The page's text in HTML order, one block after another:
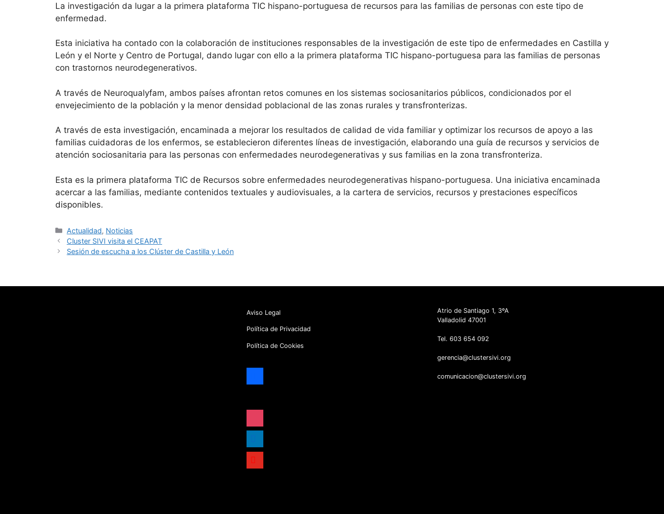
La investigación da lugar a la primera plataforma TIC hispano-portuguesa de recursos para las familias de personas con este tipo de
enfermedad.
Esta iniciativa ha contado con la colaboración de instituciones responsables de la investigación de este tipo de enfermedades en Castilla y
León y el Norte y Centro de Portugal, dando lugar con ello a la primera plataforma TIC hispano-portuguesa para las familias de personas
con trastornos neurodegenerativos.
A través de Neuroqualyfam, ambos países afrontan retos comunes en los sistemas sociosanitarios públicos, condicionados por el
envejecimiento de la población y la menor densidad poblacional de las zonas rurales y transfronterizas.
A través de esta investigación, encaminada a mejorar los resultados de calidad de vida familiar y optimizar los recursos de apoyo a las
familias cuidadoras de los enfermos, se establecieron diferentes líneas de investigación, elaborando una guía de recursos y servicios de
atención sociosanitaria para las personas con enfermedades neurodegenerativas y sus familias en la zona transfronteriza.
Esta es la primera plataforma TIC de Recursos sobre enfermedades neurodegenerativas hispano-portuguesa. Una iniciativa encaminada
acercar a las familias, mediante contenidos textuales y audiovisuales, a la cartera de servicios, recursos y prestaciones específicos
disponibles.
Categorías
Actualidad, Noticias
Cluster SIVI visita el CEAPAT
Sesión de escucha a los Clúster de Castilla y León
Aviso Legal
Política de Privacidad
Política de Cookies
youtube
Atrio de Santiago 1, 3ºA
Valladolid 47001
Tel. 603 654 092
gerencia@clustersivi.org
comunicacion@clustersivi.org